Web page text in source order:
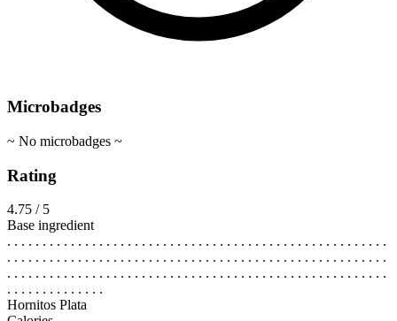
Microbadges
~ No microbadges ~
Rating
4.75 / 5
Base ingredient
. . . . . . . . . . . . . . . . . . . . . . . . . . . . . . . . . . . . . . . . . . . . . . . . . . . . . .
. . . . . . . . . . . . . . . . . . . . . . . . . . . . . . . . . . . . . . . . . . . . . . . . . . . . . .
. . . . . . . . . . . . . . . . . . . . . . . . . . . . . . . . . . . . . . . . . . . . . . . . . . . . . .
. . . . . . . . . . . . . .
Hornitos Plata